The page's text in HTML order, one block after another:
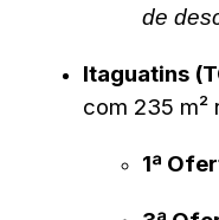
de
Itaguatins
com 235 m²
1ª